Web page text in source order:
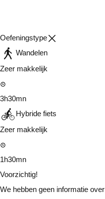
Oefeningstype
Wandelen
Zeer makkelijk
3h30mn
Hybride fiets
Zeer makkelijk
1h30mn
Voorzichtig!
We hebben geen informatie